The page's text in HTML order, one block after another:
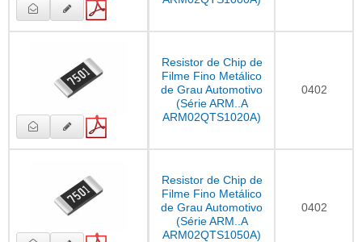
Resistor de Chip de
Filme Fino Metálico
de Grau Automotivo
(Série ARM..A
ARM02QTS1020A)
0402
Resistor de Chip de
Filme Fino Metálico
de Grau Automotivo
(Série ARM..A
ARM02QTS1050A)
0402